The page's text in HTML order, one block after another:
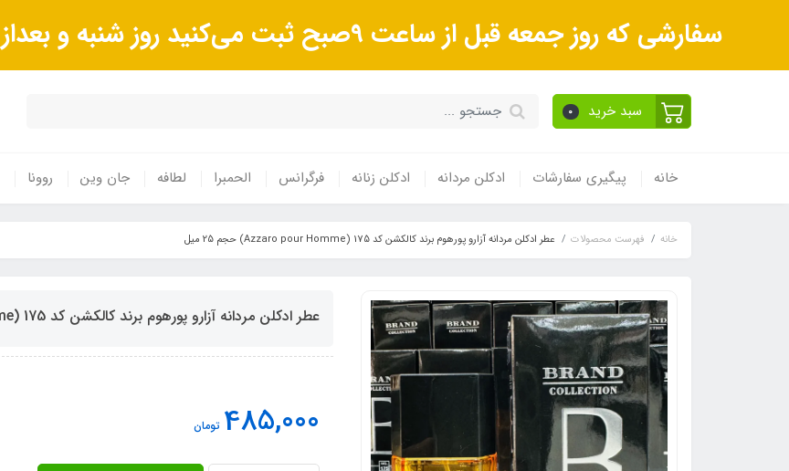
سفارشی که روز جمعه قبل از ساعت 9صبح ثبت می‌کنید روز شنبه و بعداز آن روز یکشنبه ارسال می‌شوند.
سبد خرید 0
خانه پیگیری سفارشات ادکلن مردانه ادکلن زنانه فرگرانس الحمبرا لطافه جان وین روونا
خانه فهرست محصولات عطر ادکلن مردانه آزارو پورهوم برند کالکشن کد 175 (Azzaro pour Homme) حجم 25 میل
عطر ادکلن مردانه آزارو پورهوم برند کالکشن کد 175 (Azzaro pour Homme) حجم 25 میل
485,000 تومان